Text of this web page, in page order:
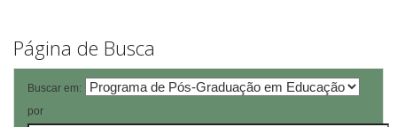
Página de Busca
Buscar em:
por